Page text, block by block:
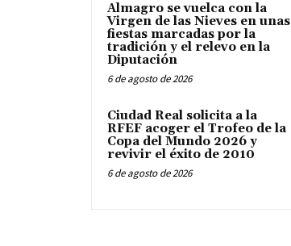
Almagro se vuelca con la
Virgen de las Nieves en unas
fiestas marcadas por la
tradición y el relevo en la
Diputación
6 de agosto de 2026
Ciudad Real solicita a la
RFEF acoger el Trofeo de la
Copa del Mundo 2026 y
revivir el éxito de 2010
6 de agosto de 2026